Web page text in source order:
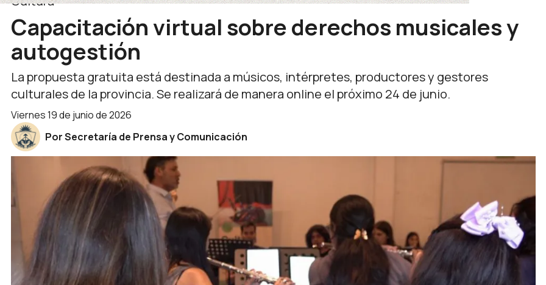
Capacitación virtual sobre derechos musicales y
autogestión
La propuesta gratuita está destinada a músicos, intérpretes, productores y gestores
culturales de la provincia. Se realizará de manera online el próximo 24 de junio.
viernes 19 de junio de 2026
Por Secretaría de Prensa y Comunicación